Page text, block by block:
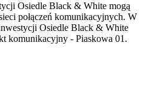
Osiedle Black & White mogą
połączeń komunikacyjnych. W
Osiedle Black & White
komunikacyjny - Piaskowa 01.